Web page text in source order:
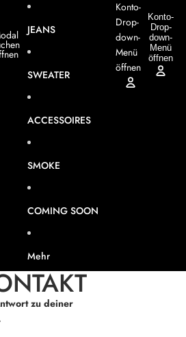
JEANS
SWEATER
ACCESSOIRES
SMOKE
COMING SOON
Mehr
Konto-
Drop-
down-
Menü
öffnen
Konto-
Drop-
down-
Menü
öffnen
zu deiner